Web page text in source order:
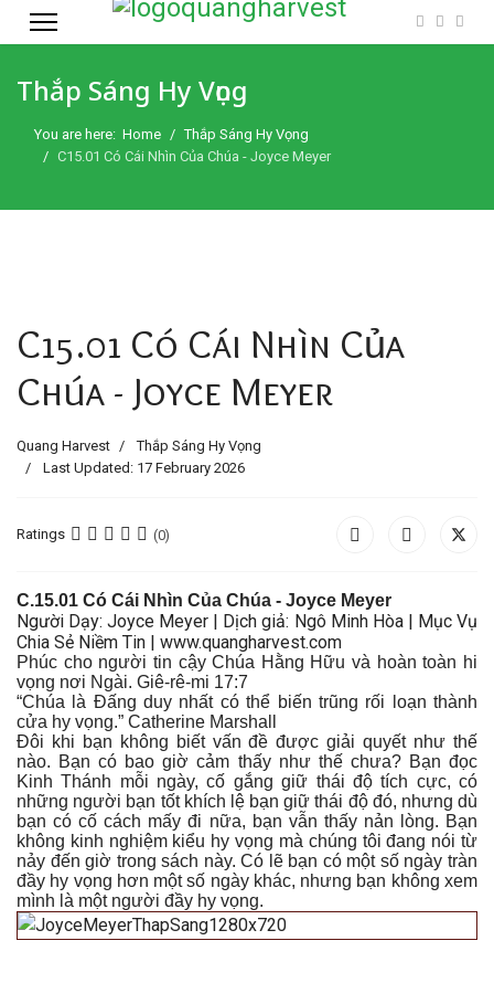
Thắp Sáng Hy Vọng
You are here: Home
Thắp Sáng Hy Vọng
C15.01 Có Cái Nhìn Của Chúa - Joyce Meyer
C15.01 Có Cái Nhìn Của
Chúa - Joyce Meyer
Quang Harvest
Thắp Sáng Hy Vọng
Last Updated: 17 February 2026
Ratings (0)
C.15.01 Có Cái Nhìn Của Chúa - Joyce Meyer
Người Dạy: Joyce Meyer | Dịch giả: Ngô Minh Hòa | Mục Vụ
Chia Sẻ Niềm Tin | www.quangharvest.com
Phúc cho người tin cậy Chúa Hằng Hữu và hoàn toàn hi
vọng nơi Ngài. Giê-rê-mi 17:7
“Chúa là Đấng duy nhất có thể biến trũng rối loạn thành
cửa hy vọng.” Catherine Marshall
Đôi khi bạn không biết vấn đề được giải quyết như thế
nào. Bạn có bao giờ cảm thấy như thế chưa? Bạn đọc
Kinh Thánh mỗi ngày, cố gắng giữ thái độ tích cực, có
những người bạn tốt khích lệ bạn giữ thái độ đó, nhưng dù
bạn có cố cách mấy đi nữa, bạn vẫn thấy nản lòng. Bạn
không kinh nghiệm kiểu hy vọng mà chúng tôi đang nói từ
nảy đến giờ trong sách này. Có lẽ bạn có một số ngày tràn
đầy hy vọng hơn một số ngày khác, nhưng bạn không xem
mình là một người đầy hy vọng.